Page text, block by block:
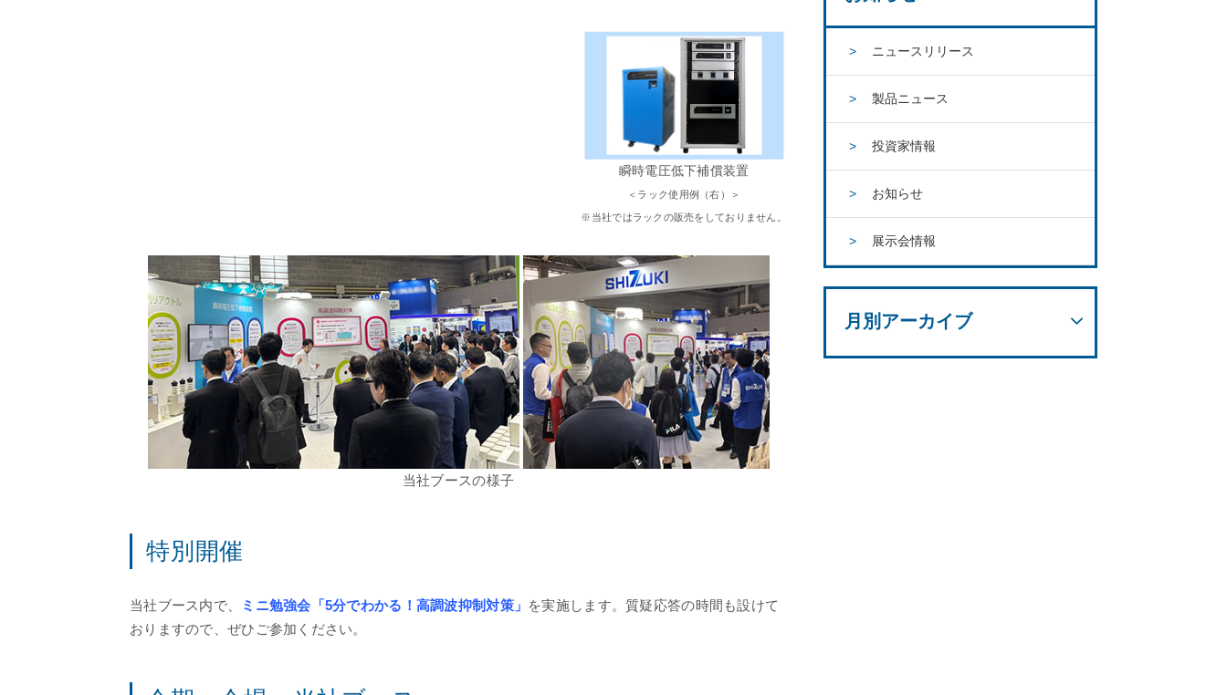
瞬時電圧低下補償装置
＜ラック使用例（右）＞
※当社ではラックの販売をしておりません。
当社ブースの様子
特別開催
当社ブース内で、 ミニ勉強会「5分でわかる！高調波抑制対策」
を実施します。質疑応答の時間も設けて
おりますので、ぜひご参加ください。
ニュースリリース
製品ニュース
投資家情報
お知らせ
展示会情報
月別アーカイブ